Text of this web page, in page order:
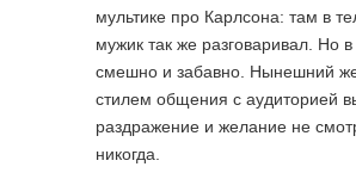
мультике про Карлсона: там в
мужик так же разговаривал. Но
смешно и забавно. Нынешний же
стилем общения с аудиторией
раздражение и желание не
никогда.